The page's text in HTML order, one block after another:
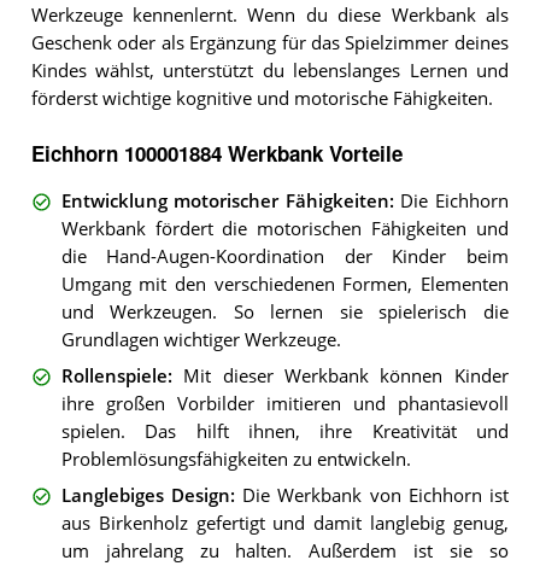
Werkzeuge kennenlernt. Wenn du diese Werkbank als
Geschenk oder als Ergänzung für das Spielzimmer deines
Kindes wählst, unterstützt du lebenslanges Lernen und
förderst wichtige kognitive und motorische Fähigkeiten.
Eichhorn 100001884 Werkbank Vorteile
Entwicklung motorischer Fähigkeiten: Die Eichhorn
Werkbank fördert die motorischen Fähigkeiten und
die Hand-Augen-Koordination der Kinder beim
Umgang mit den verschiedenen Formen, Elementen
und Werkzeugen. So lernen sie spielerisch die
Grundlagen wichtiger Werkzeuge.
Rollenspiele: Mit dieser Werkbank können Kinder
ihre großen Vorbilder imitieren und phantasievoll
spielen. Das hilft ihnen, ihre Kreativität und
Problemlösungsfähigkeiten zu entwickeln.
Langlebiges Design: Die Werkbank von Eichhorn ist
aus Birkenholz gefertigt und damit langlebig genug,
um jahrelang zu halten. Außerdem ist sie so